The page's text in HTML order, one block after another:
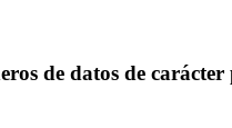
de datos de